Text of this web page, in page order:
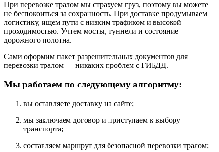
При перевозке тралом мы страхуем груз, поэтому вы можете
не беспокоиться за сохранность. При доставке продумываем
логистику, ищем пути с низким трафиком и высокой
проходимостью. Учтем мосты, туннели и состояние
дорожного полотна.
Сами оформим пакет разрешительных документов для
перевозки тралом — никаких проблем с ГИБДД.
Мы работаем по следующему алгоритму:
вы оставляете доставку на сайте;
мы заключаем договор и приступаем к выбору
транспорта;
составляем маршрут для безопасной перевозки тралом;